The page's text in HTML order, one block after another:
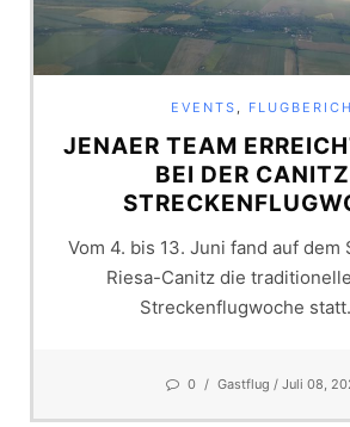
EVENTS ,
JENAER TEAM
BEI DER
Vom 4. bis 13. Juni fand auf dem
Riesa-Canitz die
Streckenflugwoche
0 / Gastflug / Juli 08,